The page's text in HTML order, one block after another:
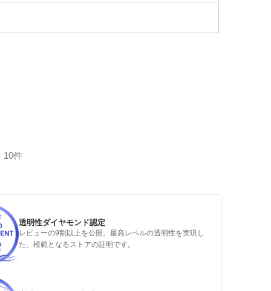
10件
透明性ダイヤモンド認定
レビューの9割以上を公開。最高レベルの透明性を実現し
た、模範となるストアの証明です。